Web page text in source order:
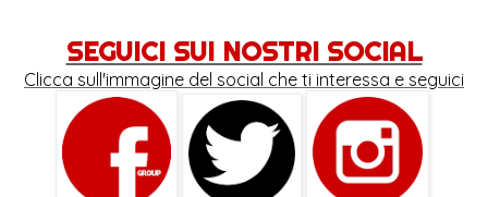
SEGUICI SUI NOSTRI SOCIAL
Clicca sull'immagine del social che ti interessa e seguici